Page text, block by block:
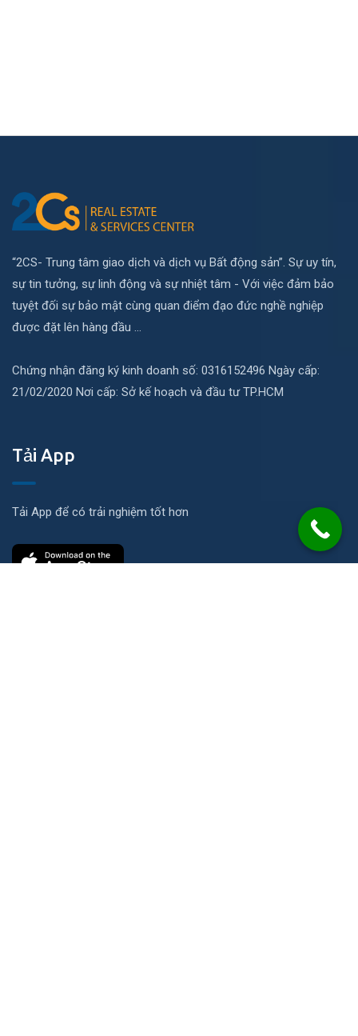
“2CS- Trung tâm giao dịch và dịch vụ Bất động sản”. Sự uy tín,
sự tin tưởng, sự linh động và sự nhiệt tâm - Với việc đảm bảo
tuyệt đối sự bảo mật cùng quan điểm đạo đức nghề nghiệp
được đặt lên hàng đầu ...
Chứng nhận đăng ký kinh doanh số: 0316152496 Ngày cấp:
21/02/2020 Nơi cấp: Sở kế hoạch và đầu tư TP.HCM
Tải App
Tải App để có trải nghiệm tốt hơn